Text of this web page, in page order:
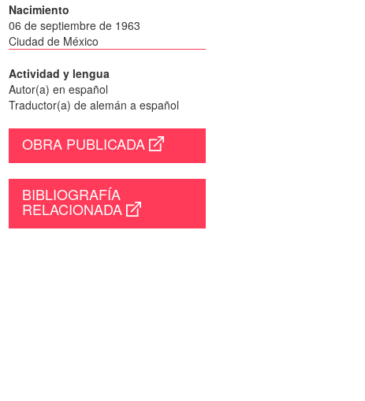
Nacimiento
06 de septiembre de 1963
Ciudad de México
Actividad y lengua
Autor(a) en español
Traductor(a) de alemán a español
OBRA PUBLICADA
BIBLIOGRAFÍA
RELACIONADA